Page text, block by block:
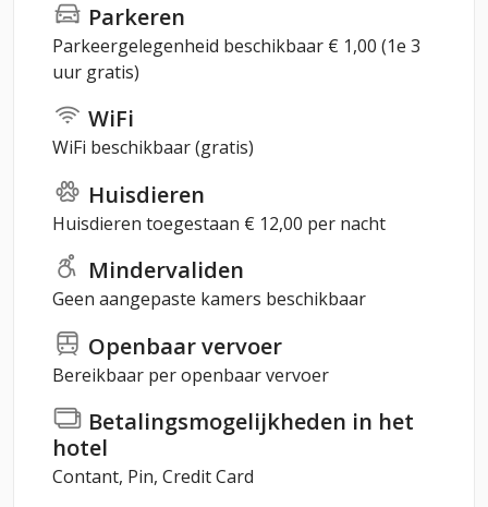
Parkeren
Parkeergelegenheid beschikbaar € 1,00 (1e 3
uur gratis)
WiFi
WiFi beschikbaar (gratis)
Huisdieren
Huisdieren toegestaan € 12,00 per nacht
Mindervaliden
Geen aangepaste kamers beschikbaar
Openbaar vervoer
Bereikbaar per openbaar vervoer
Betalingsmogelijkheden in het
hotel
Contant, Pin, Credit Card